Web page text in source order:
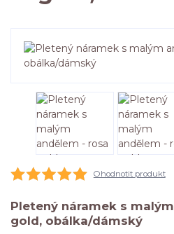
Ohodnotit produkt
Pletený náramek s
gold, obálka/dámský